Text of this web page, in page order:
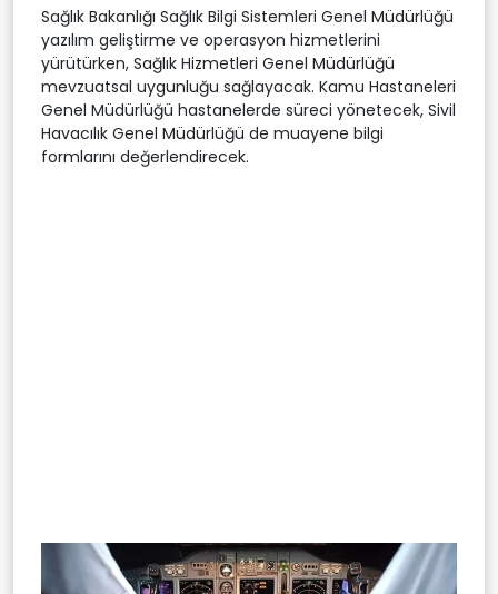
Sağlık Bakanlığı Sağlık Bilgi Sistemleri Genel Müdürlüğü
yazılım geliştirme ve operasyon hizmetlerini
yürütürken, Sağlık Hizmetleri Genel Müdürlüğü
mevzuatsal uygunluğu sağlayacak. Kamu Hastaneleri
Genel Müdürlüğü hastanelerde süreci yönetecek, Sivil
Havacılık Genel Müdürlüğü de muayene bilgi
formlarını değerlendirecek.